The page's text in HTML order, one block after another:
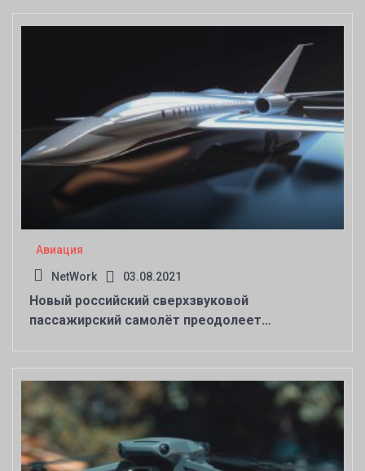
Авиация
NetWork 03.08.2021
Новый российский сверхзвуковой
пассажирский самолёт преодолеет